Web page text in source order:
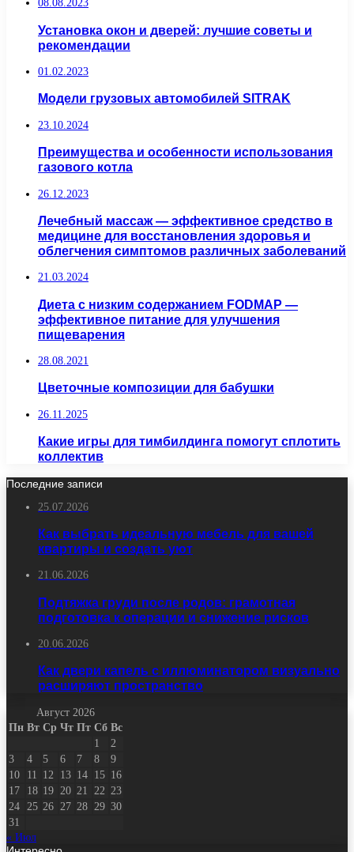
08.08.2023
Установка окон и дверей: лучшие советы и
рекомендации
01.02.2023
Модели грузовых автомобилей SITRAK
23.10.2024
Преимущества и особенности использования
газового котла
26.12.2023
Лечебный массаж — эффективное средство в
медицине для восстановления здоровья и
облегчения симптомов различных заболеваний
21.03.2024
Диета с низким содержанием FODMAP —
эффективное питание для улучшения
пищеварения
28.08.2021
Цветочные композиции для бабушки
26.11.2025
Какие игры для тимбилдинга помогут сплотить
коллектив
Последние записи
25.07.2026
Как выбрать идеальную мебель для вашей
квартиры и создать уют
21.06.2026
Подтяжка груди после родов: грамотная
подготовка к операции и снижение рисков
20.06.2026
Как двери капель с иллюминатором визуально
расширяют пространство
Август 2026
Пн Вт Ср Чт Пт Сб Вс
1
2
3
4 5 6 7 8
9
10
11 12 13 14 15 16
17
18 19 20 21 22 23
24
25 26 27 28 29 30
31
« Июл